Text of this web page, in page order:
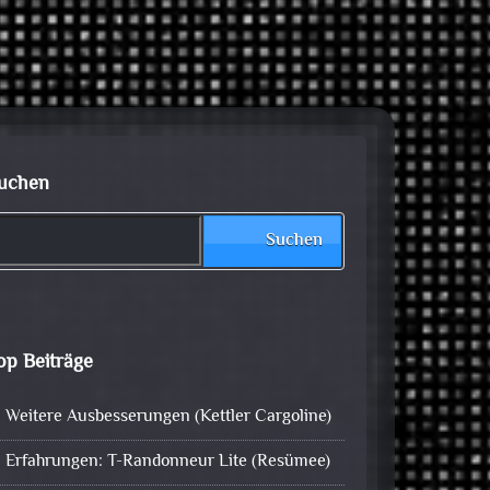
Suchen
Beiträge
Weitere Ausbesserungen (Kettler Cargoline)
Erfahrungen: T-Randonneur Lite (Resümee)